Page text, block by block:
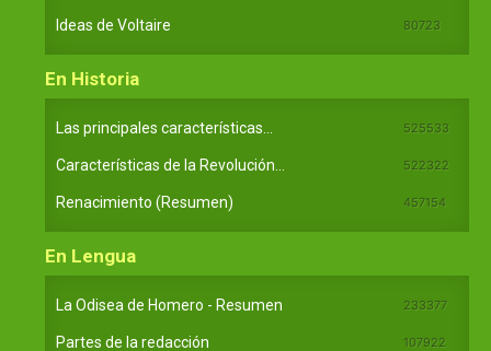
Ideas de Voltaire 80723
En Historia
Las principales características... 525533
Características de la Revolución... 522322
Renacimiento (Resumen) 457154
En Lengua
La Odisea de Homero - Resumen 233377
Partes de la redacción 107922